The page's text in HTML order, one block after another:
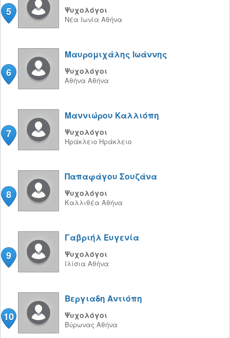
5 Ψυχολόγοι
Νέα Ιωνία Αθήνα
6
Μαυρομιχάλης Ιωάννης
Ψυχολόγοι
Αθήνα Αθήνα
7
Μαννιώρου Καλλιόπη
Ψυχολόγοι
Ηράκλειο Ηράκλειο
8
Παπαφάγου Σουζάνα
Ψυχολόγοι
Καλλιθέα Αθήνα
9
Γαβριήλ Ευγενία
Ψυχολόγοι
Ιλίσια Αθήνα
10
Βεργιαδη Αντιόπη
Ψυχολόγοι
Βύρωνας Αθήνα